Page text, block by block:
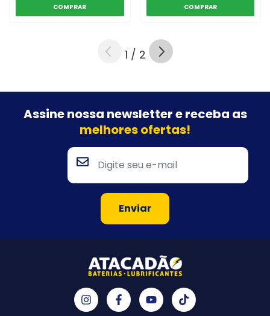
1 / 2
Assine nossa newsletter ereceba as
melhores ofertas!